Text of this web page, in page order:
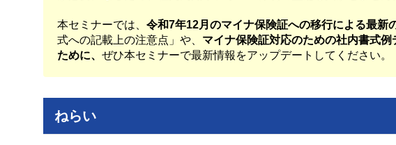
本セミナーでは、 令和7年12月のマイナ保険証への移行による最新
式への記載上の注意点」や、 マイナ保険証対応のための社内書式例
ために、 ぜひ本セミナーで最新情報をアップデートしてください。
ねらい